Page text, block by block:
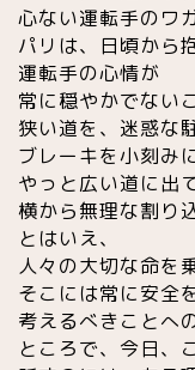
心ない運転手のワ
パリは、日頃から
運転手の心情が
常に穏やかでない
狭い道を、迷惑な
ブレーキを小刻み
やっと広い道に出
横から無理な割り
とはいえ、
人々の大切な命を
そこには常に安全
考えるべきことへ
ところで、今日、